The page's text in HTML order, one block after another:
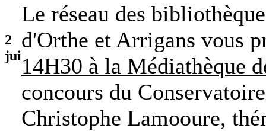
2
jui
Le réseau des
d'Orthe et Arrigans vous
14H30 à la Médiathèque
concours du
Christophe Lamooure,